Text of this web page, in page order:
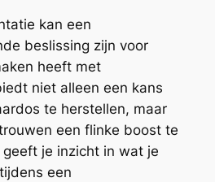
kan een
beslissing zijn voor
heeft met
niet alleen een kans
te herstellen, maar
een flinke boost te
je inzicht in wat je
een